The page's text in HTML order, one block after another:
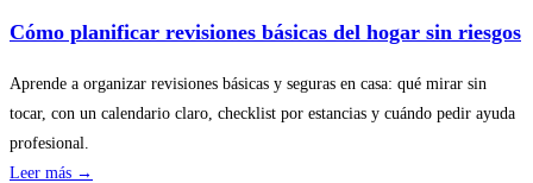
Cómo planificar revisiones básicas del hogar sin riesgos
Aprende a organizar revisiones básicas y seguras en casa: qué mirar sin
tocar, con un calendario claro, checklist por estancias y cuándo pedir ayuda
profesional.
Leer más →